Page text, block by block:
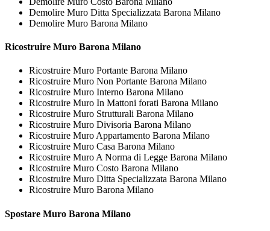
Demolire Muro Ditta Specializzata Barona Milano
Demolire Muro Barona Milano
Ricostruire Muro Barona Milano
Ricostruire Muro Portante Barona Milano
Ricostruire Muro Non Portante Barona Milano
Ricostruire Muro Interno Barona Milano
Ricostruire Muro In Mattoni forati Barona Milano
Ricostruire Muro Strutturali Barona Milano
Ricostruire Muro Divisoria Barona Milano
Ricostruire Muro Appartamento Barona Milano
Ricostruire Muro Casa Barona Milano
Ricostruire Muro A Norma di Legge Barona Milano
Ricostruire Muro Costo Barona Milano
Ricostruire Muro Ditta Specializzata Barona Milano
Ricostruire Muro Barona Milano
Spostare Muro Barona Milano